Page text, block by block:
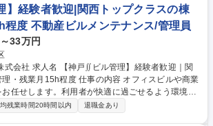
】経験者歓迎|関西トップクラスの棟
程度 不動産ビルメンテナンス/管理員
33万円
経験者歓迎｜関
度 仕事の内容 オフィスビルや商業
任せします。利用者が快適に過ごせるよう環境維
す。充実した研修体制のもと、スキルを磨きながら
残業時間20時間以内 退職金あり